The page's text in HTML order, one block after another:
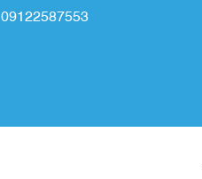
09122587553